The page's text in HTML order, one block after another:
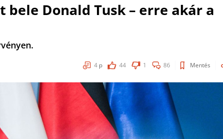
bele Donald Tusk – erre akár a
4 p 44 1 86 Mentés